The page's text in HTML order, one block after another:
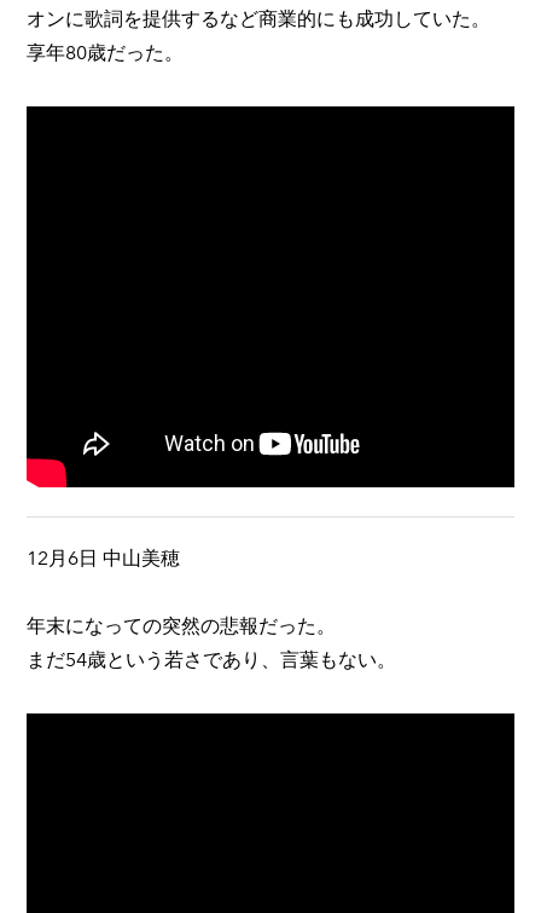
オンに歌詞を提供するなど商業的にも成功していた。
享年80歳だった。
12月6日 中山美穂
年末になっての突然の悲報だった。
まだ54歳という若さであり、言葉もない。